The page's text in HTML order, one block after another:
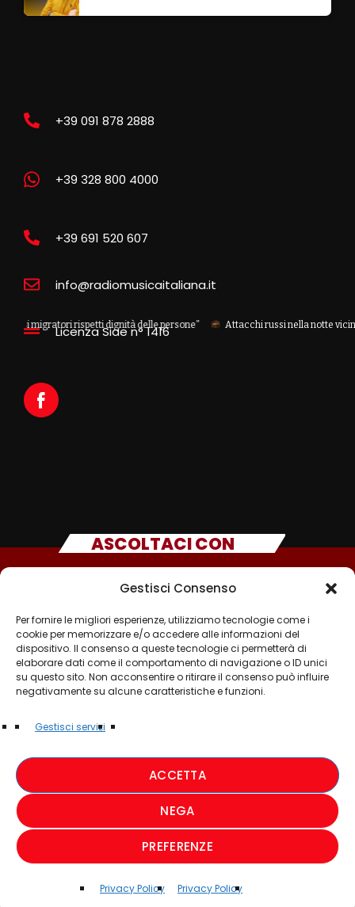
Gestisci Consenso
Per fornire le migliori esperienze, utilizziamo tecnologie come i
cookie per memorizzare e/o accedere alle informazioni del
dispositivo. Il consenso a queste tecnologie ci permetterà di
elaborare dati come il comportamento di navigazione o ID unici
su questo sito. Non acconsentire o ritirare il consenso può influire
negativamente su alcune caratteristiche e funzioni.
Gestisci servizi
ACCETTA
NEGA
PREFERENZE
Privacy Policy Privacy Policy
rispetti dignità delle persone” Attacchi russi nella notte vicino Kiev,
+39 091 878 2888
+39 328 800 4000
+39 691 520 607
info@radiomusicaitaliana.it
Licenza Siae n° 1416
ASCOLTACI CON
PRIVACY POLICY
COOKIE POLICY